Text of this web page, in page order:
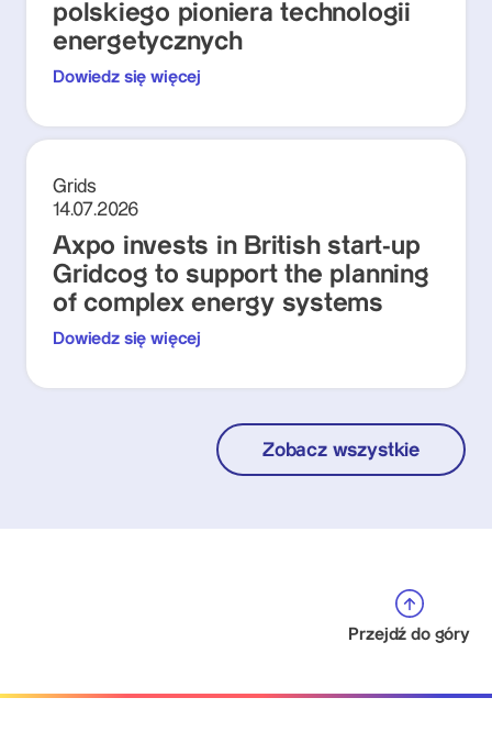
polskiego pioniera technologii
energetycznych
Dowiedz się więcej
Grids
14.07.2026
Axpo invests in British start-up
Gridcog to support the planning
of complex energy systems
Dowiedz się więcej
Zobacz wszystkie
Przejdź do góry